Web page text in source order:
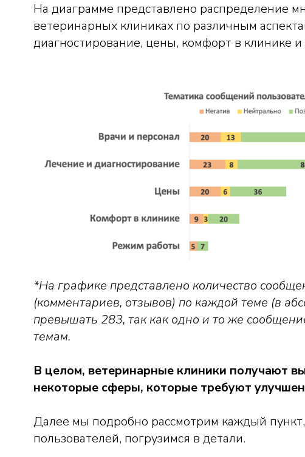
На диаграмме представлено распределение
ветеринарных клиниках по различным
диагностирование, цены, комфорт в клинике
*На графике представлено количество
(комментариев, отзывов) по каждой теме (в
превышать 283, так как одно и то же
темам.
В целом, ветеринарные клиники получают
некоторые сферы, которые требуют
Далее мы подробно рассмотрим каждый
пользователей, погрузимся в детали.